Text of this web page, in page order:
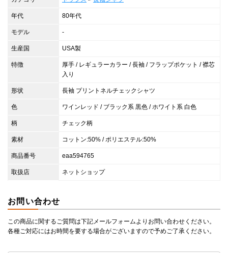
年代 80年代
モデル -
生産国 USA製
特徴
厚手 / レギュラーカラー / 長袖 / フラップポケット / 襟芯
入り
形状 長袖 プリントネルチェックシャツ
色 ワインレッド / ブラック系 黒色 / ホワイト系 白色
柄 チェック柄
素材 コットン:50% / ポリエステル:50%
商品番号 eaa594765
取扱店 ネットショップ
お問い合わせ
この商品に関するご質問は下記メールフォームよりお問い合わせください。
各種ご対応にはお時間を要する場合がございますので予めご了承ください。